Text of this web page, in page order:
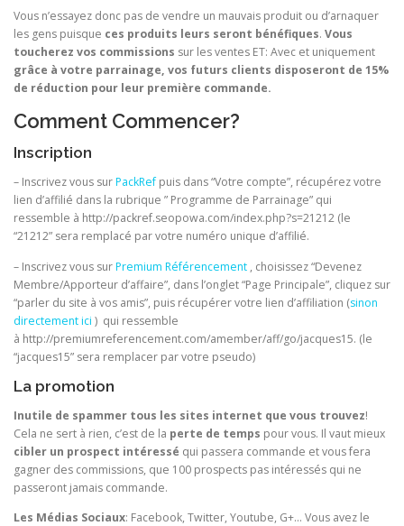
Vous n’essayez donc pas de vendre un mauvais produit ou d’arnaquer
les gens puisque ces produits leurs seront bénéfiques. Vous
toucherez vos commissions sur les ventes ET: Avec et uniquement
grâce à votre parrainage, vos futurs clients disposeront de 15%
de réduction pour leur première commande.
Comment Commencer?
Inscription
– Inscrivez vous surPackRefpuis dans “Votre compte”, récupérez votre
lien d’affilié dans la rubrique ” Programme de Parrainage” qui
ressemble à http://packref.seopowa.com/index.php?s=21212 (le
“21212” sera remplacé par votre numéro unique d’affilié.
– Inscrivez vous surPremium Référencement , choisissez “Devenez
Membre/Apporteur d’affaire”, dans l’onglet “Page Principale”, cliquez sur
“parler du site à vos amis”, puis récupérer votre lien d’affiliation (sinon
directement ici ) qui ressemble
à http://premiumreferencement.com/amember/aff/go/jacques15. (le
“jacques15” sera remplacer par votre pseudo)
La promotion
Inutile de spammer tous les sites internet que vous trouvez!
Cela ne sert à rien, c’est de la perte de temps pour vous. Il vaut mieux
cibler un prospect intéressé qui passera commande et vous fera
gagner des commissions, que 100 prospects pas intéressés qui ne
passeront jamais commande.
Les Médias Sociaux: Facebook, Twitter, Youtube, G+… Vous avez le